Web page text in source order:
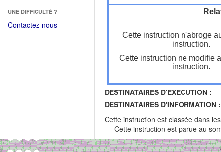
fenêtre)
une
nouvelle
UNE DIFFICULTÉ ?
Contactez-nous
Cette instruction n'abroge
instruction.
Cette instruction ne modifie
instruction.
DESTINATAIRES D'EXECUTION :
DESTINATAIRES D'INFORMATION :
Cette instruction est classée dans
Cette instruction est parue au